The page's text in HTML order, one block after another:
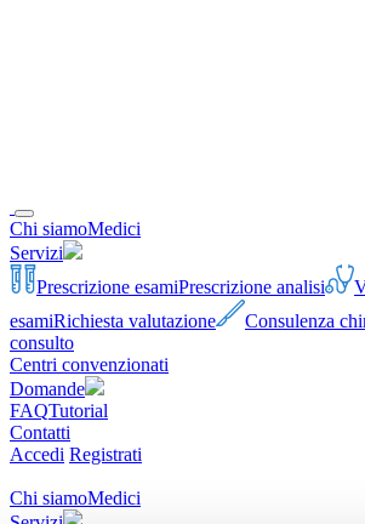
Chi siamoMedici
Servizi
Prescrizione esamiPrescrizione analisi
esamiRichiesta valutazione Consulenza
consulto
Centri convenzionati
Domande
FAQTutorial
Contatti
Accedi Registrati
Chi siamoMedici